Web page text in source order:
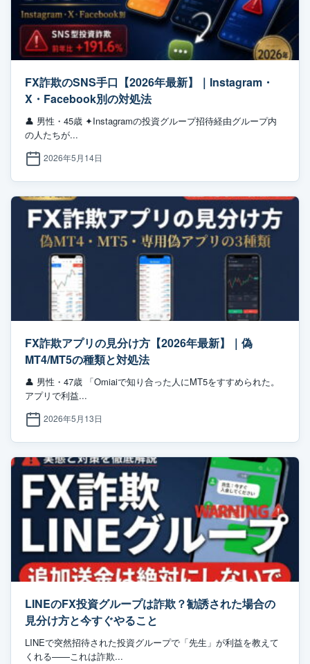
FX詐欺のSNS手口【2026年最新】｜Instagram・
X・Facebook別の対処法
👤 男性・45歳 ✦Instagramの投資グループ招待経由グループ内
の人たちが...
2026年5月14日
FX詐欺アプリの見分け方【2026年最新】｜偽
MT4/MT5の種類と対処法
👤 男性・47歳 「Omiaiで知り合った人にMT5をすすめられた。
アプリで利益...
2026年5月13日
LINEのFX投資グループは詐欺？勧誘された場合の
見分け方と今すぐやること
LINEで突然招待された投資グループで「先生」が利益を教えて
くれる——これは詐欺...